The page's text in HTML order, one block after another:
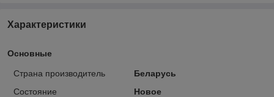
Характеристики
Основные
Страна производитель
Беларусь
Состояние
Новое